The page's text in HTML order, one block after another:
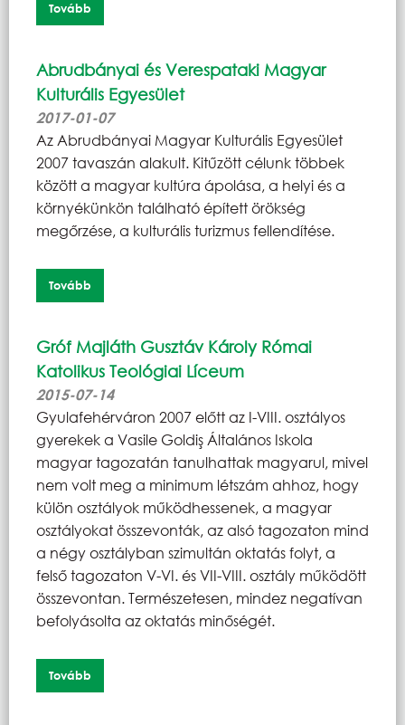
Tovább
Abrudbányai és Verespataki Magyar
Kulturális Egyesület
2017-01-07
Az Abrudbányai Magyar Kulturális Egyesület
2007 tavaszán alakult. Kitűzött célunk többek
között a magyar kultúra ápolása, a helyi és a
környékünkön található épített örökség
megőrzése, a kulturális turizmus fellendítése.
Tovább
Gróf Majláth Gusztáv Károly Római
Katolikus Teológiai Líceum
2015-07-14
Gyulafehérváron 2007 előtt az I-VIII. osztályos
gyerekek a Vasile Goldiş Általános Iskola
magyar tagozatán tanulhattak magyarul, mivel
nem volt meg a minimum létszám ahhoz, hogy
külön osztályok működhessenek, a magyar
osztályokat összevonták, az alsó tagozaton mind
a négy osztályban szimultán oktatás folyt, a
felső tagozaton V-VI. és VII-VIII. osztály működött
összevontan. Természetesen, mindez negatívan
befolyásolta az oktatás minőségét.
Tovább